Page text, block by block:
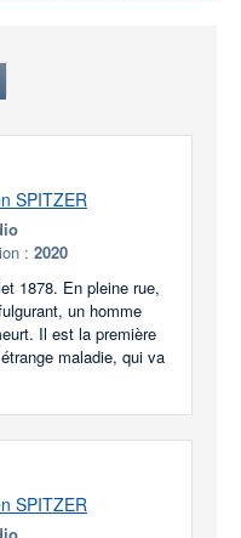
SPITZER
: 2020
1878. En pleine rue,
un homme
Il est la première
maladie, qui va
SPITZER